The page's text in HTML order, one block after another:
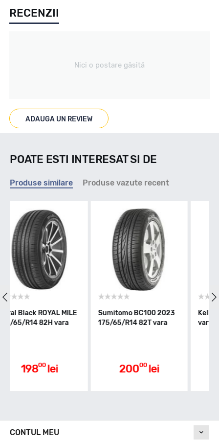
Vara
Marcaje
Indice viteza
T - max 190km/h
Indice greutate
82
Aderenta pe carosabil ud
Nivel de zgomot
RECENZII
Nici o postare găsită
ADAUGA UN REVIEW
POATE ESTI INTERESAT SI DE
Produse similare Produse vazute recent
BC100 2023
R14 82T vara
20000 lei
Kelly ST 175/65/R14 82T
20400 lei
Optimo
175/65/
CONTUL MEU